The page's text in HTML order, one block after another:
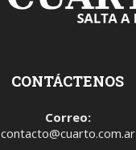
CONTÁCTENOS
Correo:
contacto@cuarto.com.ar